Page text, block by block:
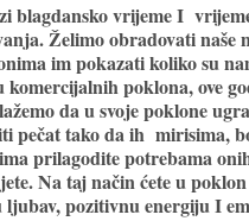
blagdansko vrijeme I
Želimo obradovati naše
im pokazati koliko su
komercijalnih poklona, ove
da u svoje poklone
pečattako da ih mirisima,
prilagodite potrebama
Na taj način ćete u
ljubav, pozitivnu energiju I